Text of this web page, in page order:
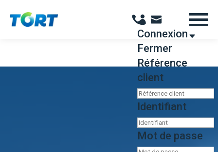
Connexion
Fermer
Référence
client
Identifiant
Mot de passe